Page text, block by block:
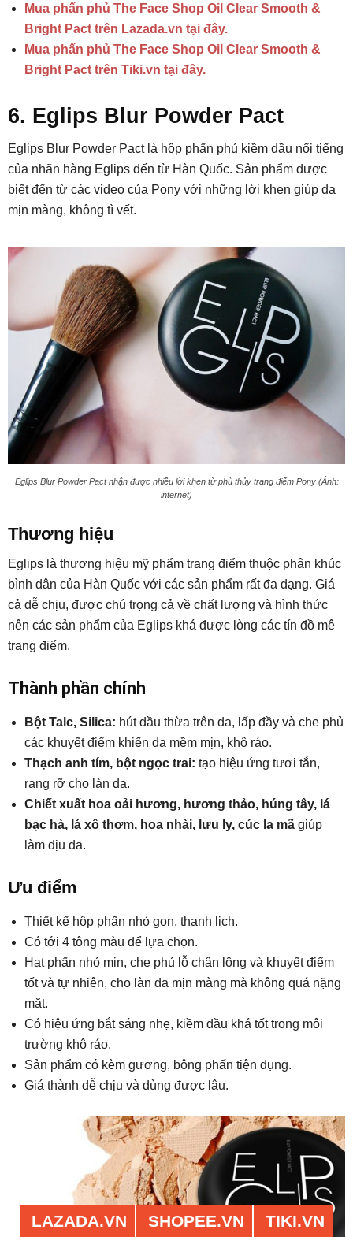
Mua phấn phủ The Face Shop Oil Clear Smooth &
Bright Pact trên Lazada.vn tại đây.
Mua phấn phủ The Face Shop Oil Clear Smooth &
Bright Pact trên Tiki.vn tại đây.
6. Eglips Blur Powder Pact
Eglips Blur Powder Pact là hộp phấn phủ kiềm dầu nổi tiếng
của nhãn hàng Eglips đến từ Hàn Quốc. Sản phẩm được
biết đến từ các video của Pony với những lời khen giúp da
mịn màng, không tì vết.
Eglips Blur Powder Pact nhận được nhiều lời khen từ phù thủy trang điểm Pony (Ảnh:
internet)
Thương hiệu
Eglips là thương hiệu mỹ phẩm trang điểm thuộc phân khúc
bình dân của Hàn Quốc với các sản phẩm rất đa dạng. Giá
cả dễ chịu, được chú trọng cả về chất lượng và hình thức
nên các sản phẩm của Eglips khá được lòng các tín đồ mê
trang điểm.
Thành phần chính
Bột Talc, Silica: hút dầu thừa trên da, lấp đầy và che phủ
các khuyết điểm khiến da mềm mịn, khô ráo.
Thạch anh tím, bột ngọc trai: tạo hiệu ứng tươi tắn,
rạng rỡ cho làn da.
Chiết xuất hoa oải hương, hương thảo, húng tây, lá
bạc hà, lá xô thơm, hoa nhài, lưu ly, cúc la mã giúp
làm dịu da.
Ưu điểm
Thiết kế hộp phấn nhỏ gọn, thanh lịch.
Có tới 4 tông màu để lựa chọn.
Hạt phấn nhỏ mịn, che phủ lỗ chân lông và khuyết điểm
tốt và tự nhiên, cho làn da mịn màng mà không quá nặng
mặt.
Có hiệu ứng bắt sáng nhẹ, kiềm dầu khá tốt trong môi
trường khô ráo.
Sản phẩm có kèm gương, bông phấn tiện dụng.
Giá thành dễ chịu và dùng được lâu.
LAZADA.VN SHOPEE.VN TIKI.VN